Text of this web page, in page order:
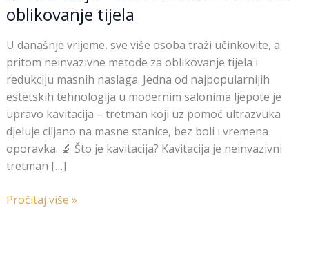
oblikovanje tijela
U današnje vrijeme, sve više osoba traži učinkovite, a
pritom neinvazivne metode za oblikovanje tijela i
redukciju masnih naslaga. Jedna od najpopularnijih
estetskih tehnologija u modernim salonima ljepote je
upravo kavitacija – tretman koji uz pomoć ultrazvuka
djeluje ciljano na masne stanice, bez boli i vremena
oporavka. 🔬 Što je kavitacija? Kavitacija je neinvazivni
tretman […]
Pročitaj više »